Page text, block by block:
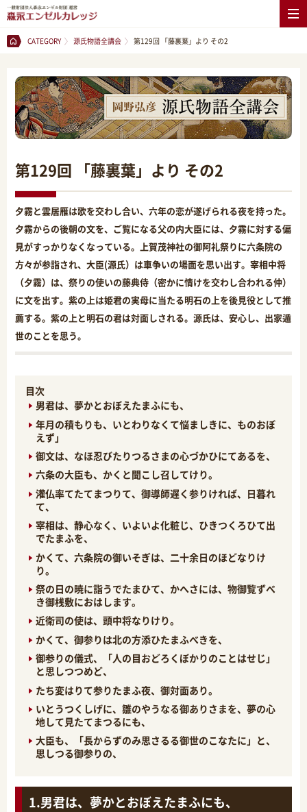
CATEGORY 源氏物語全講会 第129回 「藤裏葉」より その2
第129回 「藤裏葉」より その2
夕霧と雲居雁は歌を交わし合い、六年の恋が遂げられる夜を持った。
夕霧からの後朝の文を、ご覧になる父の内大臣には、夕霧に対する偏
見がすっかりなくなっている。上賀茂神社の御阿礼祭りに六条院の
方々が参詣され、大臣(源氏）は車争いの場面を思い出す。宰相中将
（夕霧）は、祭りの使いの藤典侍（密かに情けを交わし合われる仲）
に文を出す。紫の上は姫君の実母に当たる明石の上を後見役として推
薦する。紫の上と明石の君は対面しされる。源氏は、安心し、出家遁
世のことを思う。
目次
男君は、夢かとおぼえたまふにも、
年月の積もりも、いとわりなくて悩ましきに、ものおぼ
えず」
御文は、なほ忍びたりつるさまの心づかひにてあるを、
六条の大臣も、かくと聞こし召してけり。
灌仏率てたてまつりて、御導師遅く参りければ、日暮れ
て、
宰相は、静心なく、いよいよ化粧じ、ひきつくろひて出
でたまふを、
かくて、六条院の御いそぎは、二十余日のほどなりけ
り。
祭の日の暁に詣うでたまひて、かへさには、物御覧ずべ
き御桟敷におはします。
近衛司の使は、頭中将なりけり。
かくて、御参りは北の方添ひたまふべきを、
御参りの儀式、「人の目おどろくぼかりのことはせじ」
と思しつつめど、
たち変はりて参りたまふ夜、御対面あり。
いとうつくしげに、雛のやうなる御ありさまを、夢の心
地して見たてまつるにも、
大臣も、「長からずのみ思さるる御世のこなたに」と、
思しつる御参りの、
男君は、夢かとおぼえたまふにも、